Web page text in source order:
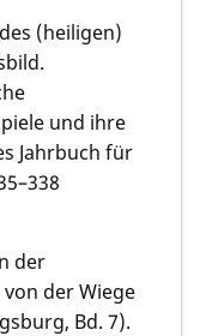
(heiligen)
und ihre
Jahrbuch für
der
der Wiege
Bd. 7).